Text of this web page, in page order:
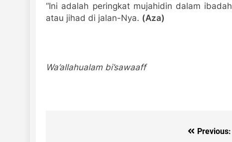
“Ini adalah peringkat mujahidin dalam
atau jihad di jalan-Nya. (Aza)
Wa’allahualam bi’sawaaff
Previous: